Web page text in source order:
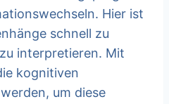
Hier ist
schnell zu
interpretieren. Mit
kognitiven
um diese